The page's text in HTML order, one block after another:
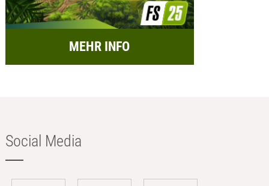
MEHR INFO
Social Media